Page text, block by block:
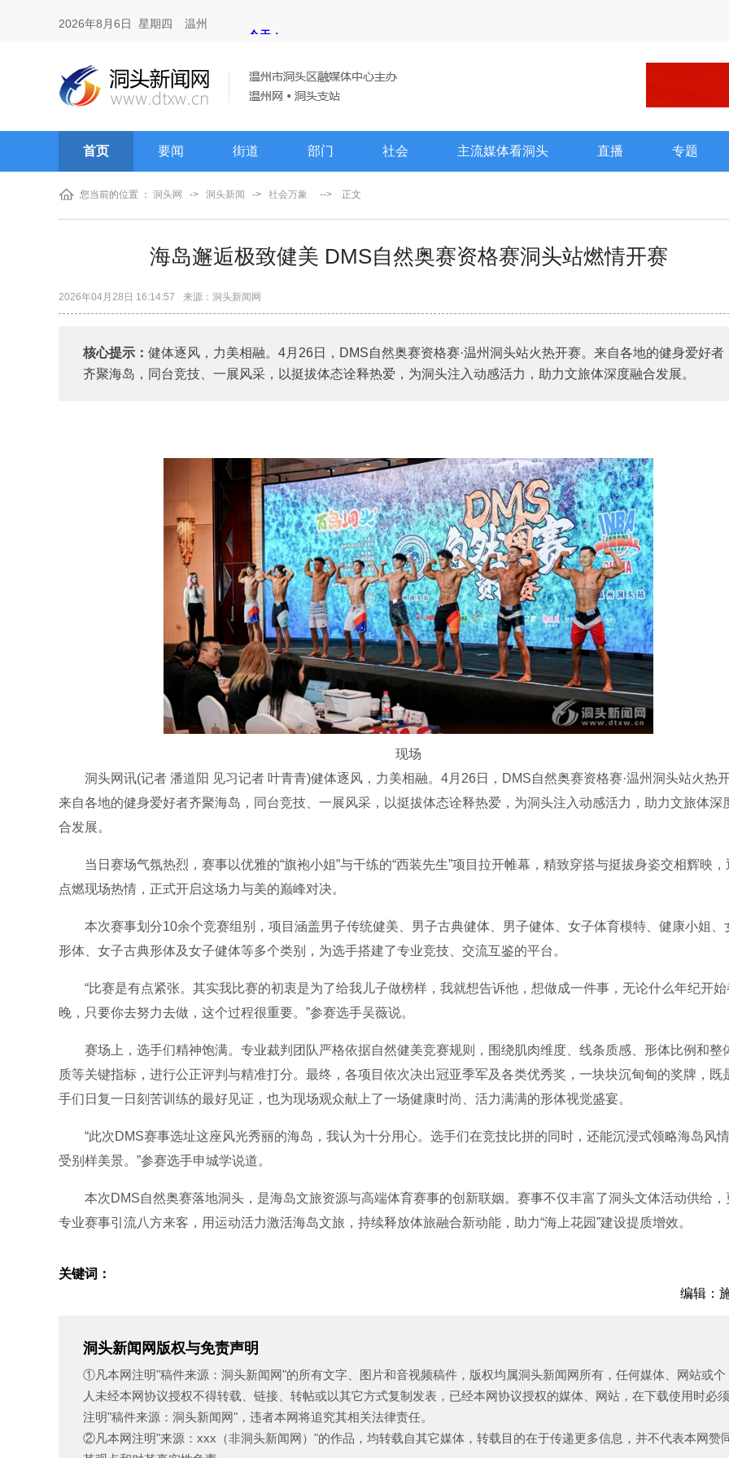
2026年8月6日 星期四 温州
首页 要闻 街道 部门 社会 主流媒体看洞头 直播 专题
您当前的位置 ： 洞头网 -> 洞头新闻 -> 社会万象 --> 正文
海岛邂逅极致健美 DMS自然奥赛资格赛洞头站燃情开赛
2026年04月28日 16:14:57 来源：洞头新闻网
核心提示： 健体逐风，力美相融。4月26日，DMS自然奥赛资格赛·温州洞头站火热开赛。来自各地的健身爱好者
齐聚海岛，同台竞技、一展风采，以挺拔体态诠释热爱，为洞头注入动感活力，助力文旅体深度融合发展。
现场
洞头网讯(记者 潘道阳 见习记者 叶青青)健体逐风，力美相融。4月26日，DMS自然奥赛资格赛·温州洞头站火热
来自各地的健身爱好者齐聚海岛，同台竞技、一展风采，以挺拔体态诠释热爱，为洞头注入动感活力，助力文旅体深
合发展。
当日赛场气氛热烈，赛事以优雅的“旗袍小姐”与干练的“西装先生”项目拉开帷幕，精致穿搭与挺拔身姿交相辉映，
点燃现场热情，正式开启这场力与美的巅峰对决。
本次赛事划分10余个竞赛组别，项目涵盖男子传统健美、男子古典健体、男子健体、女子体育模特、健康小姐、
形体、女子古典形体及女子健体等多个类别，为选手搭建了专业竞技、交流互鉴的平台。
“比赛是有点紧张。其实我比赛的初衷是为了给我儿子做榜样，我就想告诉他，想做成一件事，无论什么年纪开始
晚，只要你去努力去做，这个过程很重要。”参赛选手吴薇说。
赛场上，选手们精神饱满。专业裁判团队严格依据自然健美竞赛规则，围绕肌肉维度、线条质感、形体比例和整
质等关键指标，进行公正评判与精准打分。最终，各项目依次决出冠亚季军及各类优秀奖，一块块沉甸甸的奖牌，既
手们日复一日刻苦训练的最好见证，也为现场观众献上了一场健康时尚、活力满满的形体视觉盛宴。
“此次DMS赛事选址这座风光秀丽的海岛，我认为十分用心。选手们在竞技比拼的同时，还能沉浸式领略海岛风
受别样美景。”参赛选手申城学说道。
本次DMS自然奥赛落地洞头，是海岛文旅资源与高端体育赛事的创新联姻。赛事不仅丰富了洞头文体活动供给，
专业赛事引流八方来客，用运动活力激活海岛文旅，持续释放体旅融合新动能，助力“海上花园”建设提质增效。
关键词：
编辑：
洞头新闻网版权与免责声明
①凡本网注明"稿件来源：洞头新闻网"的所有文字、图片和音视频稿件，版权均属洞头新闻网所有，任何媒体、网站或个
人未经本网协议授权不得转载、链接、转帖或以其它方式复制发表，已经本网协议授权的媒体、网站，在下载使用时必须
注明"稿件来源：洞头新闻网"，违者本网将追究其相关法律责任。
②凡本网注明"来源：xxx（非洞头新闻网）"的作品，均转载自其它媒体，转载目的在于传递更多信息，并不代表本网赞